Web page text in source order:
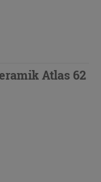
Atlas 62